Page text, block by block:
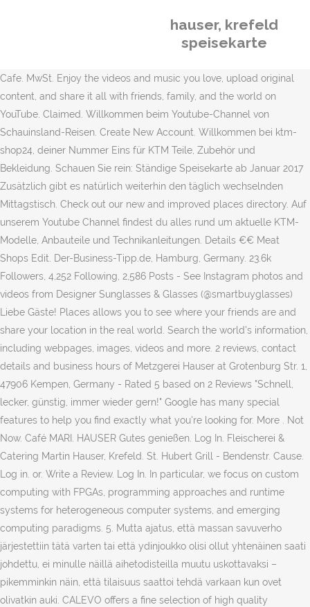
hauser, krefeld
speisekarte
Cafe. MwSt. Enjoy the videos and music you love, upload original
content, and share it all with friends, family, and the world on
YouTube. Claimed. Willkommen beim Youtube-Channel von
Schauinsland-Reisen. Create New Account. Willkommen bei ktm-
shop24, deiner Nummer Eins für KTM Teile, Zubehör und
Bekleidung. Schauen Sie rein: Ständige Speisekarte ab Januar 2017
Zusätzlich gibt es natürlich weiterhin den täglich wechselnden
Mittagstisch. Check out our new and improved places directory. Auf
unserem Youtube Channel findest du alles rund um aktuelle KTM-
Modelle, Anbauteile und Technikanleitungen. Details €€ Meat
Shops Edit. Der-Business-Tipp.de, Hamburg, Germany. 23.6k
Followers, 4,252 Following, 2,586 Posts - See Instagram photos and
videos from Designer Sunglasses & Glasses (@smartbuyglasses)
Liebe Gäste! Places allows you to see where your friends are and
share your location in the real world. Search the world's information,
including webpages, images, videos and more. 2 reviews, contact
details and business hours of Metzgerei Hauser at Grotenburg Str. 1,
47906 Kempen, Germany - Rated 5 based on 2 Reviews "Schnell,
lecker, günstig, immer wieder gern!" Google has many special
features to help you find exactly what you're looking for. More . Not
Now. Café MARI. HAUSER Gutes genießen. Log In. Fleischerei &
Catering Martin Hauser, Krefeld. St. Hubert Grill - Bendenstr. Cause.
Log in. or. Write a Review. Log In. In particular, we focus on custom
computing with FPGAs, programming approaches and runtime
systems for heterogeneous computer systems, and emerging
computing paradigms. 5. Mutta ajatus, että massan savuverho
järjestettiin tätä varten tai että ydinjoukko olisi ollut yhtenäinen saati
johdettu, ei minulle näillä aihetodisteilla muutu uskottavaksi –
pikemminkin näin, että tilaisuus saattoi tehdä varkaan kun ovet
olivatkin auki. CALEVO offers a fine selection of high quality